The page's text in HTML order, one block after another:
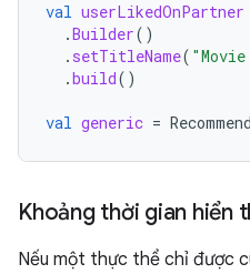
val userLikedOnPartner
.Builder()
. setTitleName(
.build()
val generic =
Khoảng thời gian hiển
Nếu một thực thể chỉ được